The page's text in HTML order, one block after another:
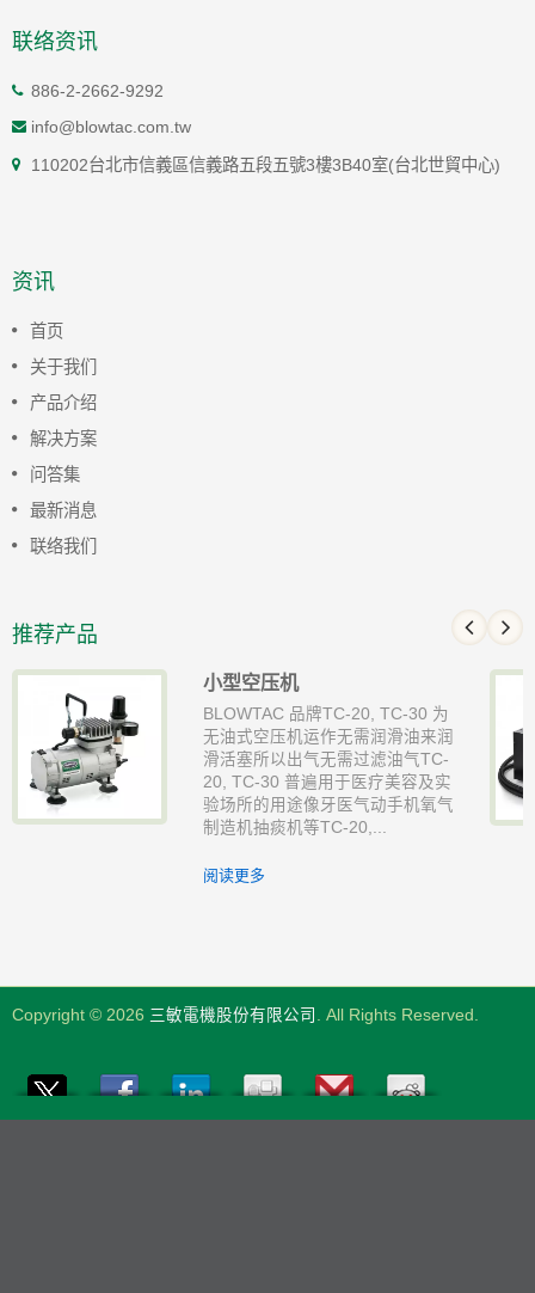
联络资讯
886-2-2662-9292
info@blowtac.com.tw
110202台北市信義區信義路五段五號3樓3B40室(台北世貿中心)
资讯
首页
关于我们
产品介绍
解决方案
问答集
最新消息
联络我们
推荐产品
小型空压机
BLOWTAC 品牌TC-20, TC-30 为
无油式空压机运作无需润滑油来润
滑活塞所以出气无需过滤油气TC-
20, TC-30 普遍用于医疗美容及实
验场所的用途像牙医气动手机氧气
制造机抽痰机等TC-20,...
阅读更多
Copyright © 2026 三敏電機股份有限公司 . All Rights Reserved.